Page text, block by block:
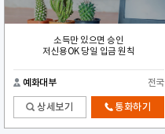
소득만 있으면 승인
저신용OK 당일 입금 원칙
예화대부 전국
상세보기 통화하기